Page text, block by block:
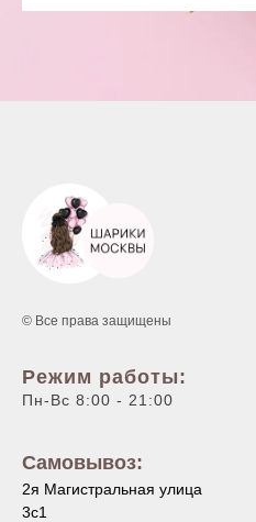
© Все права защищены
Режим работы:
Пн-Вс 8:00 - 21:00
Самовывоз:
2я Магистральная улица
3с1